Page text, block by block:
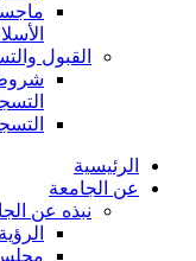
القبول
الرئيسية
عن الجامعة
نبذه عن
مجلس